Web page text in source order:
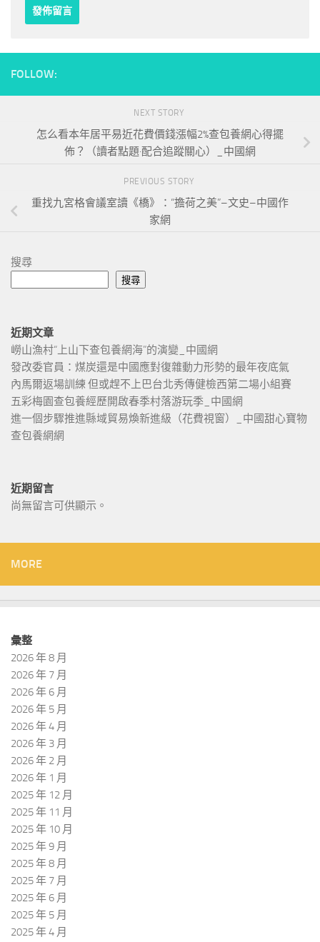
FOLLOW:
NEXT STORY
怎么看本年居平易近花費價錢漲幅2%查包養網心得擺
佈？（讀者點題·配合追蹤關心）_中國網
PREVIOUS STORY
重找九宮格會議室讀《橋》：“擔荷之美”–文史–中國作
家網
搜尋
搜尋
近期文章
嶗山漁村“上山下查包養網海”的演變_中國網
發改委官員：煤炭還是中國應對復雜動力形勢的最年夜底氣
內馬爾返場訓練 但或趕不上巴台北秀傳健檢西第二場小組賽
五彩梅園查包養經歷開啟春季村落游玩季_中國網
進一個步驟推進縣域貿易煥新進級（花費視窗）_中國甜心寶物
查包養網網
近期留言
尚無留言可供顯示。
MORE
彙整
2026 年 8 月
2026 年 7 月
2026 年 6 月
2026 年 5 月
2026 年 4 月
2026 年 3 月
2026 年 2 月
2026 年 1 月
2025 年 12 月
2025 年 11 月
2025 年 10 月
2025 年 9 月
2025 年 8 月
2025 年 7 月
2025 年 6 月
2025 年 5 月
2025 年 4 月